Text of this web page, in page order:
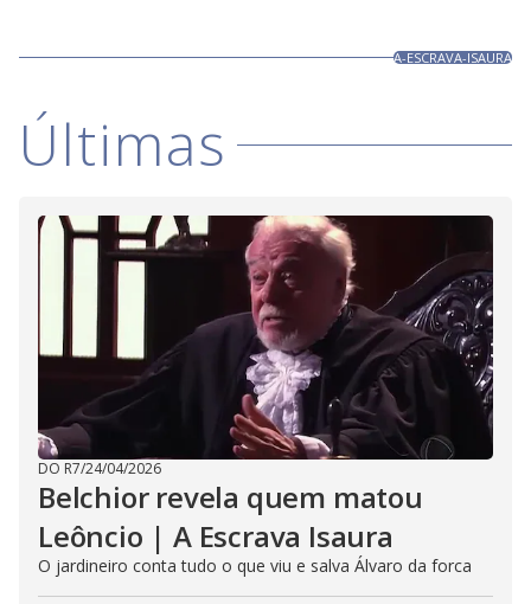
A-ESCRAVA-ISAURA
Últimas
DO R7/24/04/2026
Belchior revela quem matou
Leôncio | A Escrava Isaura
O jardineiro conta tudo o que viu e salva Álvaro da forca